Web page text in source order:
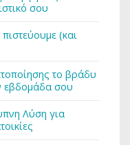
σου
(και
το βράδυ
εβδομάδα σου
Λύση για